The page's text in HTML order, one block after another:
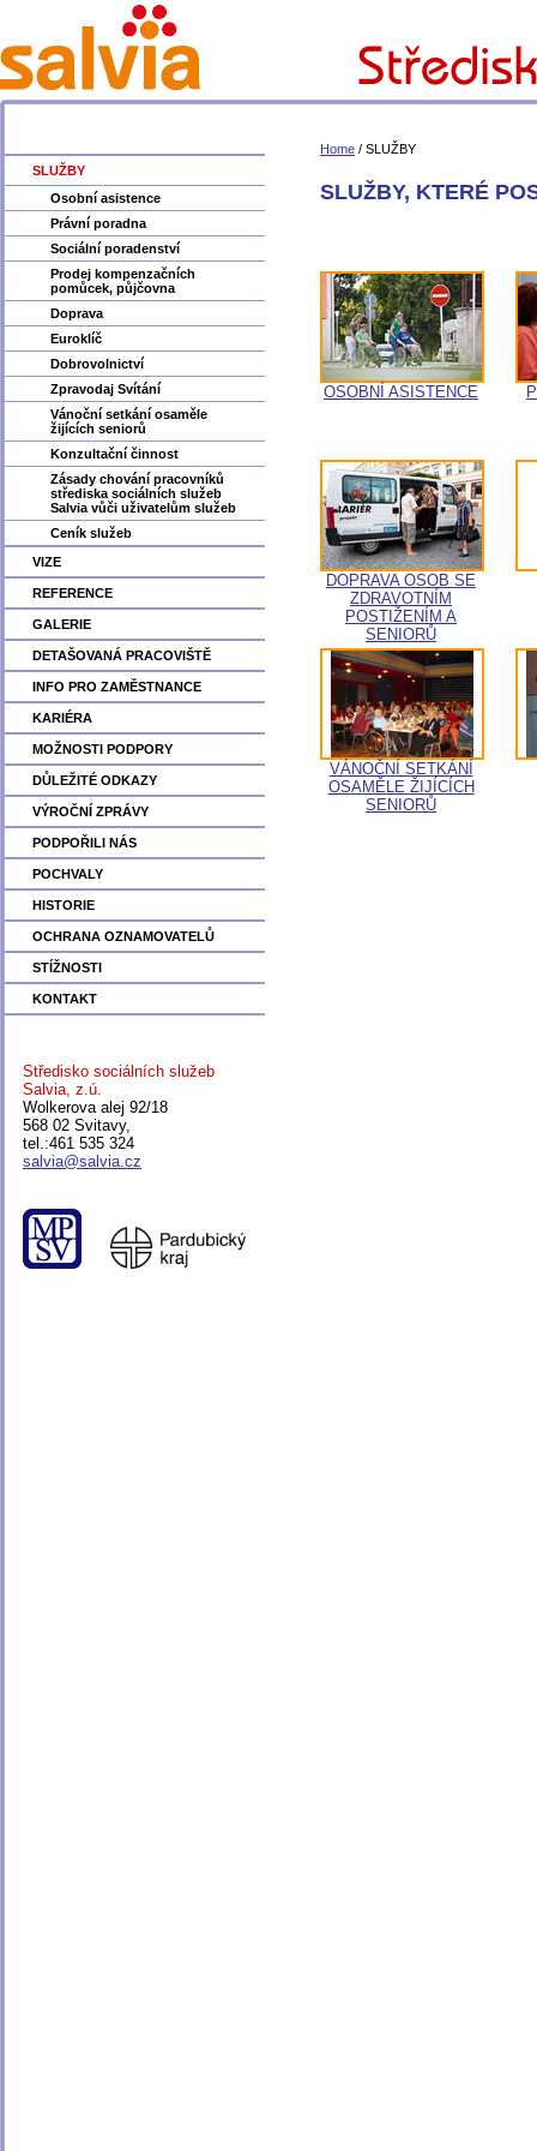
SLUŽBY
Osobní asistence
Právní poradna
Sociální poradenství
Prodej kompenzačních
pomůcek, půjčovna
Doprava
Euroklíč
Dobrovolnictví
Zpravodaj Svítání
Vánoční setkání osaměle
žijících seniorů
Konzultační činnost
Zásady chování pracovníků
střediska sociálních služeb
Salvia vůči uživatelům služeb
Ceník služeb
VIZE
REFERENCE
GALERIE
DETAŠOVANÁ PRACOVIŠTĚ
INFO PRO ZAMĚSTNANCE
KARIÉRA
MOŽNOSTI PODPORY
DŮLEŽITÉ ODKAZY
VÝROČNÍ ZPRÁVY
PODPOŘILI NÁS
POCHVALY
HISTORIE
OCHRANA OZNAMOVATELŮ
STÍŽNOSTI
KONTAKT
Středisko sociálních služeb
Salvia, z.ú.
Wolkerova alej 92/18
568 02 Svitavy,
tel.:461 535 324
salvia@salvia.cz
Home / SLUŽBY
SLUŽBY, KTERÉ
OSOBNÍ ASISTENCE
DOPRAVA OSOB SE
ZDRAVOTNÍM
POSTIŽENÍM A
SENIORŮ
VÁNOČNÍ SETKÁNÍ
OSAMĚLE ŽIJÍCÍCH
SENIORŮ